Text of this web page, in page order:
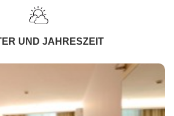
UND JAHRESZEIT